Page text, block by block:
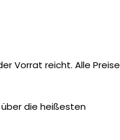
Vorrat reicht. Alle Preise
die heißesten